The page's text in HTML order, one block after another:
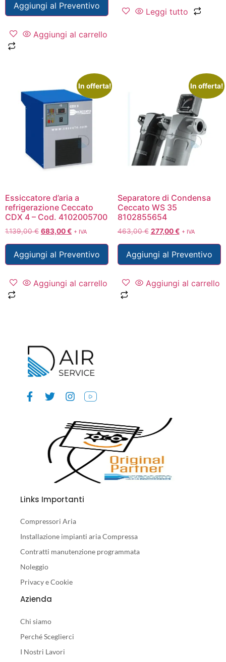
Aggiungi al Preventivo
Aggiungi al carrello
Leggi tutto
In offerta!
Essiccatore d’aria a
refrigerazione Ceccato
CDX 4 – Cod. 4102005700
1.139,00€ 683,00€ + IVA
Aggiungi al Preventivo
Aggiungi al carrello
In offerta!
Separatore di Condensa
Ceccato WS 35
8102855654
463,00€ 277,00€ + IVA
Aggiungi al Preventivo
Aggiungi al carrello
Links Importanti
Compressori Aria
Installazione impianti aria Compressa
Contratti manutenzione programmata
Noleggio
Privacy e Cookie
Azienda
Chi siamo
Perché Sceglierci
I Nostri Lavori